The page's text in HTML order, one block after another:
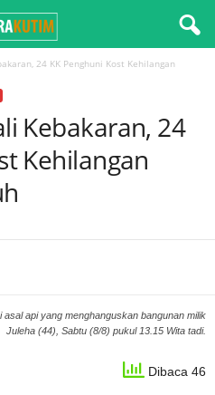
24 KK Penghuni Kost Kehilangan
Kebakaran, 24
Kehilangan
api yang menghanguskan bangunan milik
Juleha (44), Sabtu (8/8) pukul 13.15 Wita tadi.
Dibaca 46